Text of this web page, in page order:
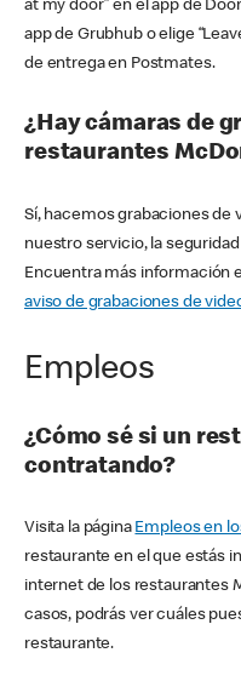
at my door” en el app de
app de Grubhub o elige
de entrega en Postmates.
¿Hay cámaras de
restaurantes
Sí, hacemos grabaciones de
nuestro servicio, la
Encuentra más información
aviso de grabaciones de
Empleos
¿Cómo sé si un
contratando?
Visita la página Empleos en
restaurante en el que estás
internet de los restaurantes
casos, podrás ver cuáles
restaurante.